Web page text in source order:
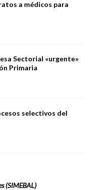
a médicos para
Sectorial «urgente»
Primaria
selectivos del
(SIMEBAL)